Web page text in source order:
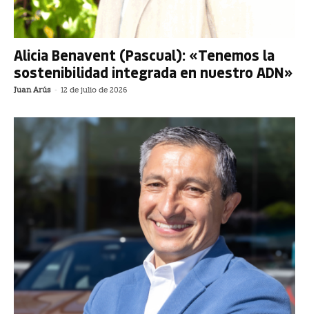
Alicia Benavent (Pascual): «Tenemos la
sostenibilidad integrada en nuestro ADN»
Juan Arús - 12 de julio de 2026